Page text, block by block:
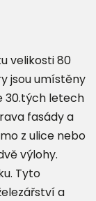
velikosti 80
jsou umístěny
30.tých letech
fasády a
z ulice nebo
výlohy.
Tyto
a